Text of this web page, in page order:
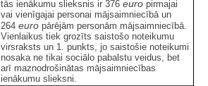
tās ienākumu slieksnis ir 376 euro pirmajai
vai vienīgajai personai mājsaimniecībā un
264 euro pārējām personām mājsaimniecībā.
Vienlaikus tiek grozīts saistošo noteikumu
virsraksts un 1. punkts, jo saistošie noteikumi
nosaka ne tikai sociālo pabalstu veidus, bet
arī maznodrošinātas mājsaimniecības
ienākumu slieksni.